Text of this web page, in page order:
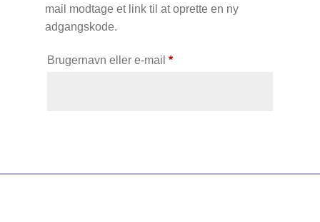
mail modtage et link til at oprette en ny
adgangskode.
Brugernavn eller e-mail *Påkrævet